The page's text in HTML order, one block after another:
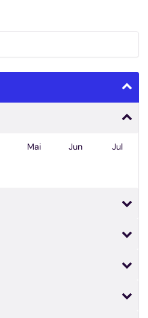
Mai Jun Jul